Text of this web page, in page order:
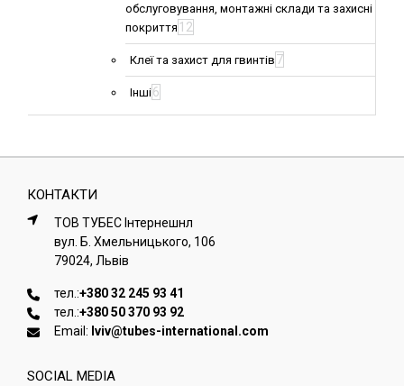
обслуговування, монтажні склади та захисні
покриття 12
Клеї та захист для гвинтів 7
Інші6
КОНТАКТИ
ТОВ ТУБЕС Iнтернешнл
вул. Б. Хмельницького, 106
79024, Львiв
тел.:+380 32 245 93 41
тел.:+380 50 370 93 92
Email: lviv@tubes-international.com
SOCIAL MEDIA